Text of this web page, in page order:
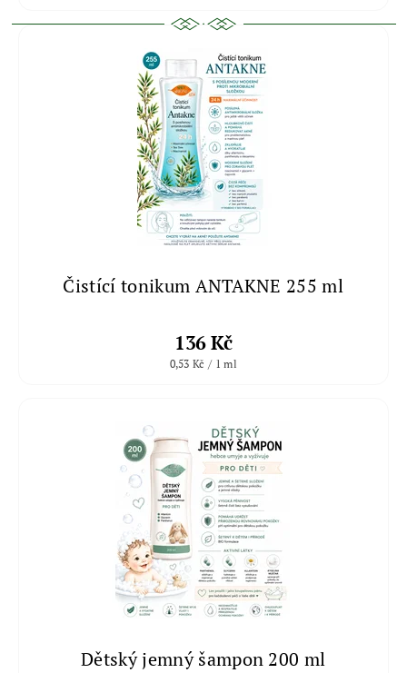
Čistící tonikum ANTAKNE 255 ml
136 Kč
0,53 Kč / 1 ml
Dětský jemný šampon 200 ml